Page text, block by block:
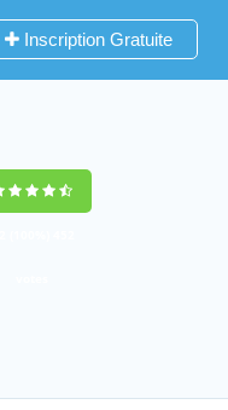
Inscription Gratuite